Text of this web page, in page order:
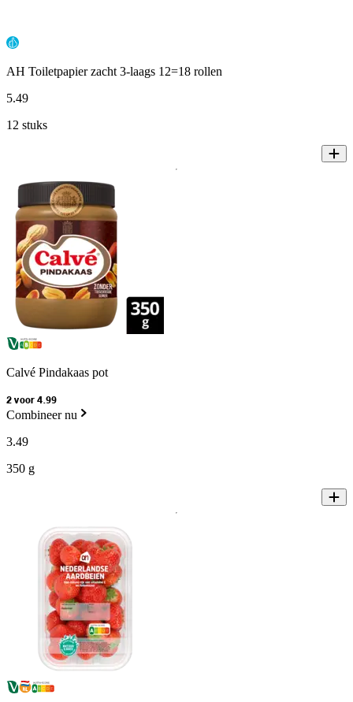
AH Toiletpapier zacht 3-laags 12=18 rollen
5.49
12 stuks
Calvé Pindakaas pot
2 voor 4.99
Combineer nu
3.49
350 g